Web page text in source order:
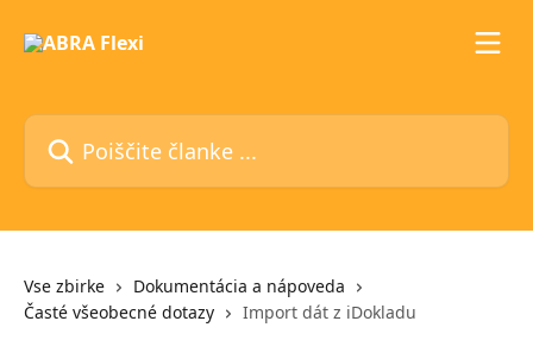
Poiščite članke ...
Vse zbirke
Dokumentácia a nápoveda
Časté všeobecné dotazy
Import dát z iDokladu